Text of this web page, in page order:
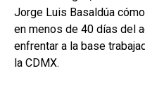
Jorge Luis Basaldúa
en menos de 40 días del
enfrentar a la base
la CDMX.